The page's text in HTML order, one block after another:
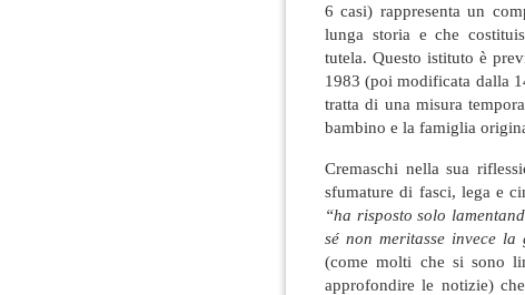
6 casi) rappresenta un
lunga storia e che
tutela. Questo istituto è
1983 (poi modificata dalla
tratta di una misura
bambino e la famiglia
Cremaschi nella sua
sfumature di fasci, lega e
“ha risposto solo
sé non meritasse invece la
(come molti che si sono
approfondire le notizie)